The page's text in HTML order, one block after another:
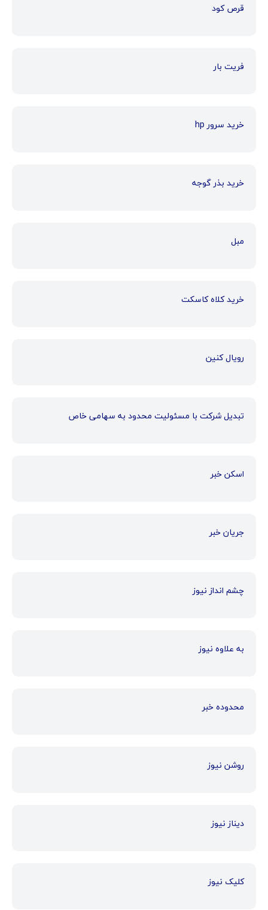
قرص کود
فریت بار
خرید سرور hp
خرید بذر گوجه
مبل
خرید کلاه کاسکت
رویال کنین
تبدیل شرکت با مسئولیت محدود به سهامی خاص
اسکن خبر
جریان خبر
چشم انداز نیوز
به علاوه نیوز
محدوده خبر
روشن نیوز
دیناز نیوز
کلیک نیوز